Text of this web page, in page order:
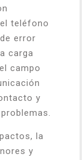
teléfono
error
carga
campo
y
la
y